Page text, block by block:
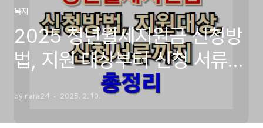
복지
2025 청년월세지원금 신청방
법, 지원 대상부터 신청 서류까
by nara24 2025. 2. 10.